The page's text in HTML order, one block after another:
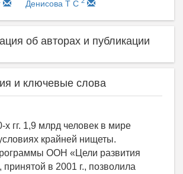
Денисова Т С
об авторах и публикации
и ключевые слова
х гг. 1,9 млрд человек в мире
крайней нищеты.
ООН «Цели развития
принятой в 2001 г., позволила